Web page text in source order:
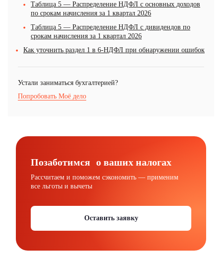
Таблица 5 — Распределение НДФЛ с основных доходов
по срокам начисления за 1 квартал 2026
Таблица 5 — Распределение НДФЛ с дивидендов по
срокам начисления за 1 квартал 2026
Как уточнить раздел 1 в 6-НДФЛ при обнаружении ошибок
Устали заниматься бухгалтерией?
Попробовать Моё дело
Позаботимся о ваших налогах
Рассчитаем и поможем сэкономить — применим
все льготы и вычеты
Оставить заявку